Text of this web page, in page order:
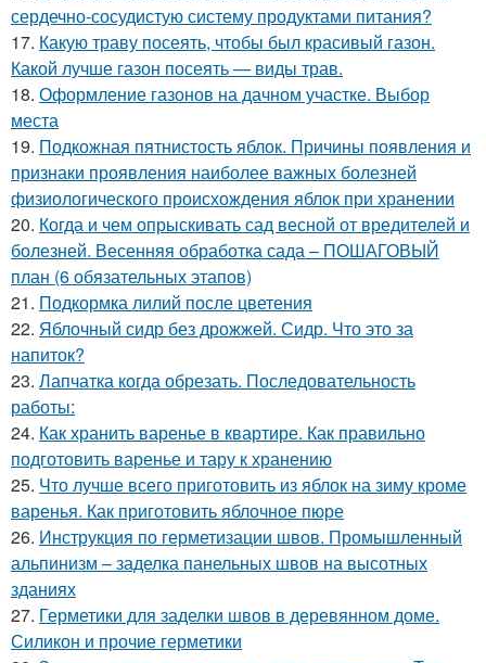
сердечно-сосудистую систему продуктами питания?
17. Какую траву посеять, чтобы был красивый газон.
Какой лучше газон посеять — виды трав.
18. Оформление газонов на дачном участке. Выбор
места
19. Подкожная пятнистость яблок. Причины появления и
признаки проявления наиболее важных болезней
физиологического происхождения яблок при хранении
20. Когда и чем опрыскивать сад весной от вредителей и
болезней. Весенняя обработка сада – ПОШАГОВЫЙ
план (6 обязательных этапов)
21. Подкормка лилий после цветения
22. Яблочный сидр без дрожжей. Сидр. Что это за
напиток?
23. Лапчатка когда обрезать. Последовательность
работы:
24. Как хранить варенье в квартире. Как правильно
подготовить варенье и тару к хранению
25. Что лучше всего приготовить из яблок на зиму кроме
варенья. Как приготовить яблочное пюре
26. Инструкция по герметизации швов. Промышленный
альпинизм – заделка панельных швов на высотных
зданиях
27. Герметики для заделки швов в деревянном доме.
Силикон и прочие герметики